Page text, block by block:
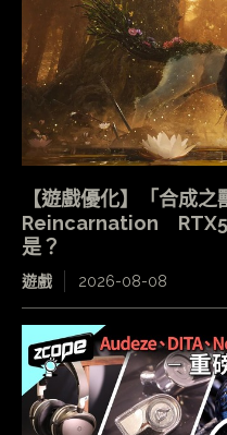
【遊戲優化】「合成
Reincarnation
是？
遊戲 2026-08-08